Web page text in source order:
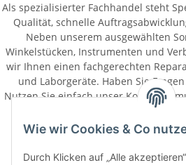
Als spezialisierter Fachhandel steht
Qualität, schnelle
Neben unserem ausgewählten
Winkelstücken, Instrumenten und
wir Ihnen einen fachgerechten
und Laborgeräte. Haben Sie
Nutzen Sie einfach unser
zügig und
Wie wir Cookies & Co
Durch Klicken auf „Alle